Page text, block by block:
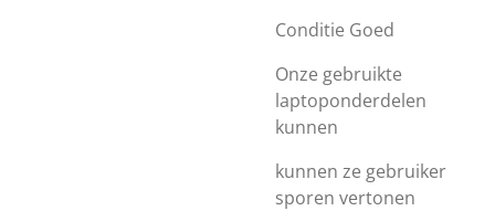
Conditie Goed
Onze gebruikte
laptoponderdelen
kunnen
kunnen ze gebruiker
sporen vertonen